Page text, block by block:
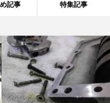
記事 特集記事